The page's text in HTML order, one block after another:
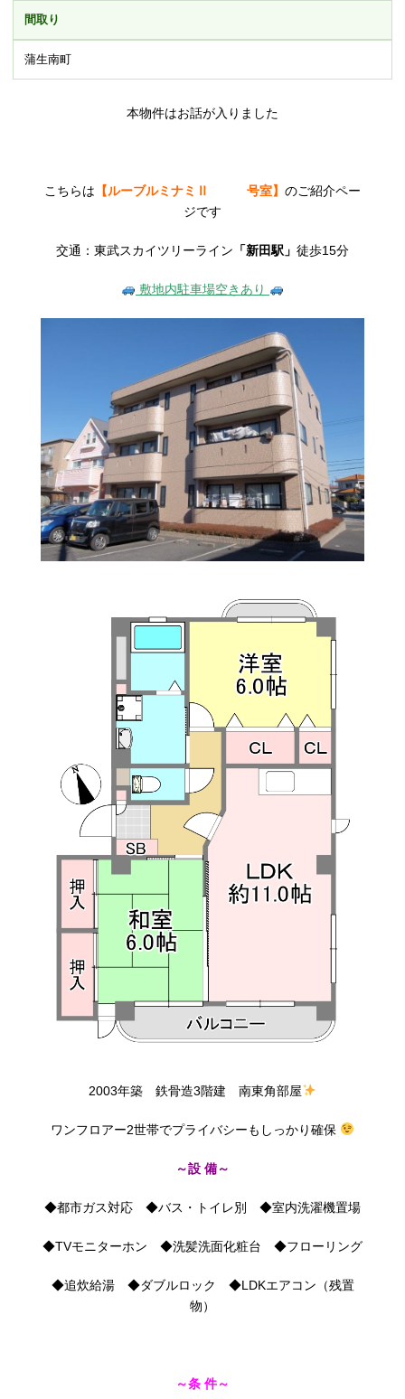
間取り
蒲生南町
本物件はお話が入りました
こちらは 【ルーブルミナミⅡ 号室】 のご紹介ペー
ジです
交通：東武スカイツリーライン 「新田駅」 徒歩15分
敷地内駐車場空きあり
2003年築 鉄骨造3階建 南東角部屋
ワンフロアー2世帯でプライバシーもしっかり確保
～設 備～
◆都市ガス対応 ◆バス・トイレ別 ◆室内洗濯機置場
◆TVモニターホン ◆洗髪洗面化粧台 ◆フローリング
◆追炊給湯 ◆ダブルロック ◆LDKエアコン（残置
物）
～条 件～